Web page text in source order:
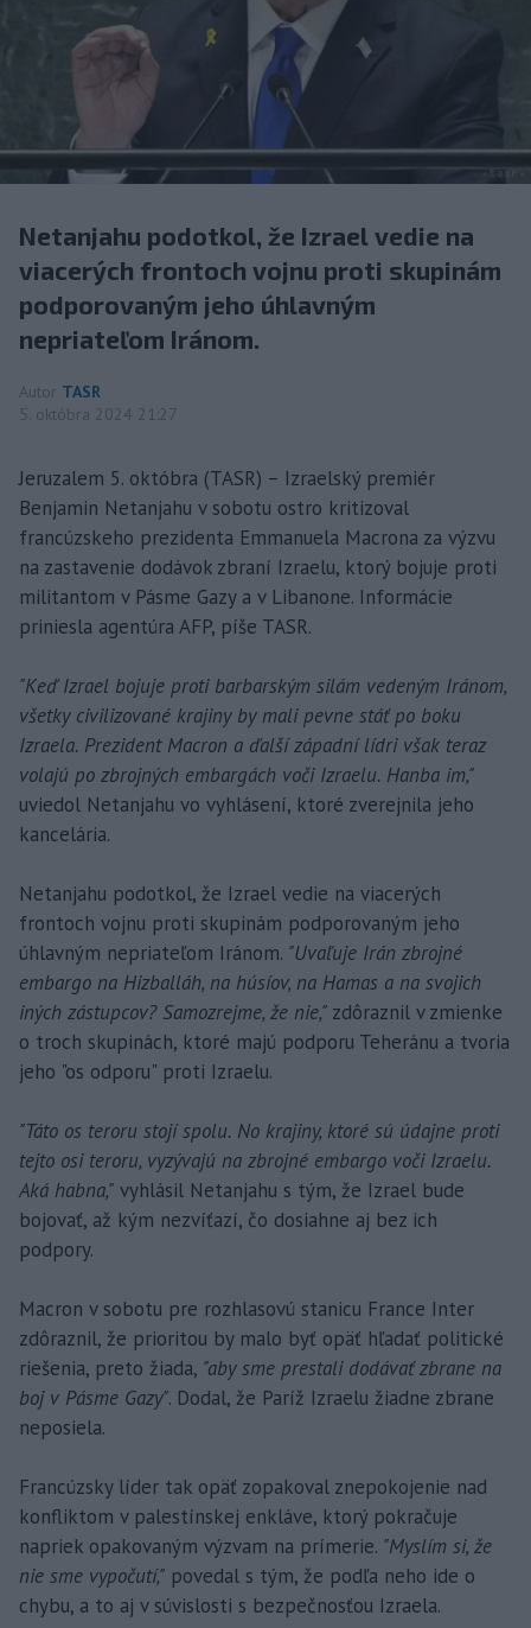
Netanjahu podotkol, že Izrael vedie na
viacerých frontoch vojnu proti skupinám
podporovaným jeho úhlavným
nepriateľom Iránom.
Autor TASR
5. októbra 2024 21:27
Jeruzalem 5. októbra (TASR) – Izraelský premiér
Benjamin Netanjahu v sobotu ostro kritizoval
francúzskeho prezidenta Emmanuela Macrona za výzvu
na zastavenie dodávok zbraní Izraelu, ktorý bojuje proti
militantom v Pásme Gazy a v Libanone. Informácie
priniesla agentúra AFP, píše TASR.
"Keď Izrael bojuje proti barbarským silám vedeným Iránom,
všetky civilizované krajiny by mali pevne stáť po boku
Izraela. Prezident Macron a ďalší západní lídri však teraz
volajú po zbrojných embargách voči Izraelu. Hanba im,"
uviedol Netanjahu vo vyhlásení, ktoré zverejnila jeho
kancelária.
Netanjahu podotkol, že Izrael vedie na viacerých
frontoch vojnu proti skupinám podporovaným jeho
úhlavným nepriateľom Iránom. "Uvaľuje Irán zbrojné
embargo na Hizballáh, na húsíov, na Hamas a na svojich
iných zástupcov? Samozrejme, že nie," zdôraznil v zmienke
o troch skupinách, ktoré majú podporu Teheránu a tvoria
jeho "os odporu" proti Izraelu.
"Táto os teroru stojí spolu. No krajiny, ktoré sú údajne proti
tejto osi teroru, vyzývajú na zbrojné embargo voči Izraelu.
Aká habna," vyhlásil Netanjahu s tým, že Izrael bude
bojovať, až kým nezvíťazí, čo dosiahne aj bez ich
podpory.
Macron v sobotu pre rozhlasovú stanicu France Inter
zdôraznil, že prioritou by malo byť opäť hľadať politické
riešenia, preto žiada, "aby sme prestali dodávať zbrane na
boj v Pásme Gazy". Dodal, že Paríž Izraelu žiadne zbrane
neposiela.
Francúzsky líder tak opäť zopakoval znepokojenie nad
konfliktom v palestínskej enkláve, ktorý pokračuje
napriek opakovaným výzvam na prímerie. "Myslím si, že
nie sme vypočutí," povedal s tým, že podľa neho ide o
chybu, a to aj v súvislosti s bezpečnosťou Izraela.